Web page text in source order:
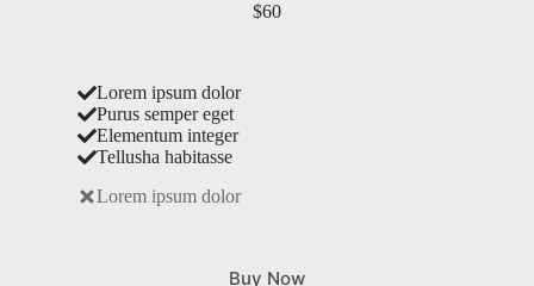
$60
Lorem ipsum dolor
Purus semper eget
Elementum integer
Tellusha habitasse
Lorem ipsum dolor
Buy Now